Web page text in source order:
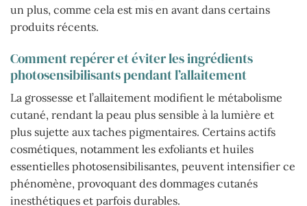
un plus, comme cela est mis en avant dans certains
produits récents.
Comment repérer et éviter les ingrédients
photosensibilisants pendant l’allaitement
La grossesse et l’allaitement modifient le métabolisme
cutané, rendant la peau plus sensible à la lumière et
plus sujette aux taches pigmentaires. Certains actifs
cosmétiques, notamment les exfoliants et huiles
essentielles photosensibilisantes, peuvent intensifier ce
phénomène, provoquant des dommages cutanés
inesthétiques et parfois durables.